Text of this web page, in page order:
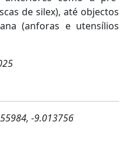
de silex), até objectos
(anforas e utensílios
-9.013756